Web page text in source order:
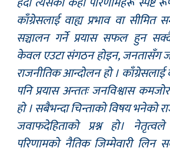
काँग्रेसलाई वाह्य प्रभाव वा सीमित
सञ्चालन गर्ने प्रयास सफल हुन
केवल एउटा संगठन होइन, जनतासँग
राजनीतिक आन्दोलन हो ।
पनि प्रयास अन्ततः जनविश्वास
हो । सबैभन्दा चिन्ताको विषय भनेको
जवाफदेहिताको प्रश्न हो।